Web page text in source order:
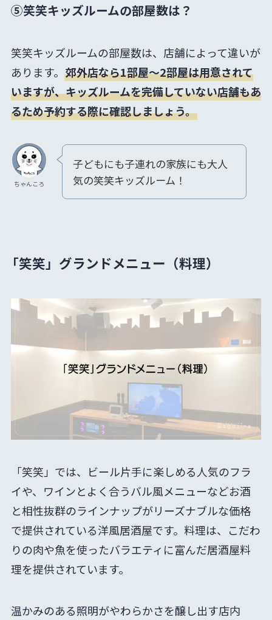
⑤笑笑キッズルームの部屋数は？
笑笑キッズルームの部屋数は、店舗によって違いが
あります。 郊外店なら1部屋〜2部屋は用意されて
いますが、キッズルームを完備していない店舗もあ
るため予約する際に確認しましょう。
ちゃんころ
子どもにも子連れの家族にも大人
気の笑笑キッズルーム！
「笑笑」グランドメニュー（料理）
「笑笑」では、ビール片手に楽しめる人気のフラ
イや、ワインとよく合うバル風メニューなどお酒
と相性抜群のラインナップがリーズナブルな価格
で提供されている洋風居酒屋です。料理は、こだわ
りの肉や魚を使ったバラエティに富んだ居酒屋料
理を提供されています。
温かみのある照明がやわらかさを醸し出す店内